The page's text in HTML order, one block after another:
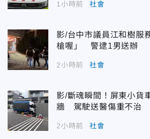
1小時前 社會
影/台中市議員江和樹服
槍喔」 警逮1男送辦
2小時前 社會
影/斷魂瞬間！屏東小貨
牆 駕駛送醫傷重不治
2小時前 社會